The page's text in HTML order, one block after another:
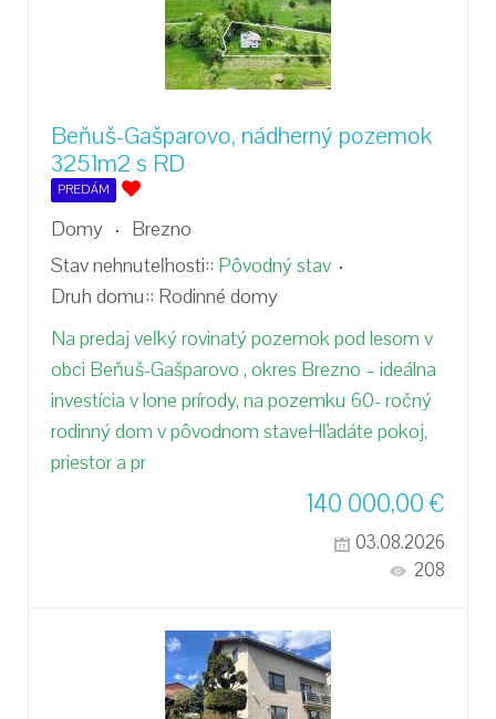
Beňuš-Gašparovo, nádherný pozemok
3251m2 s RD
PREDÁM
Domy
Brezno
Stav nehnuteľnosti:: Pôvodný stav
Druh domu:: Rodinné domy
Na predaj veľký rovinatý pozemok pod lesom v
obci Beňuš-Gašparovo , okres Brezno – ideálna
investícia v lone prírody, na pozemku 60- ročný
rodinný dom v pôvodnom staveHľadáte pokoj,
priestor a pr
140 000,00€
03.08.2026
208